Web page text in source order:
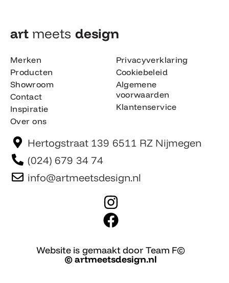
art meets design​
Merken
Producten
Showroom
Contact
Inspiratie
Over ons
Privacyverklaring
Cookiebeleid
Algemene
voorwaarden
Klantenservice
Hertogstraat 139 6511 RZ Nijmegen
(024) 679 34 74
info@artmeetsdesign.nl
I
n
s
t
a
F
c
e
Website is gemaakt door Team F©
© artmeetsdesign.nl